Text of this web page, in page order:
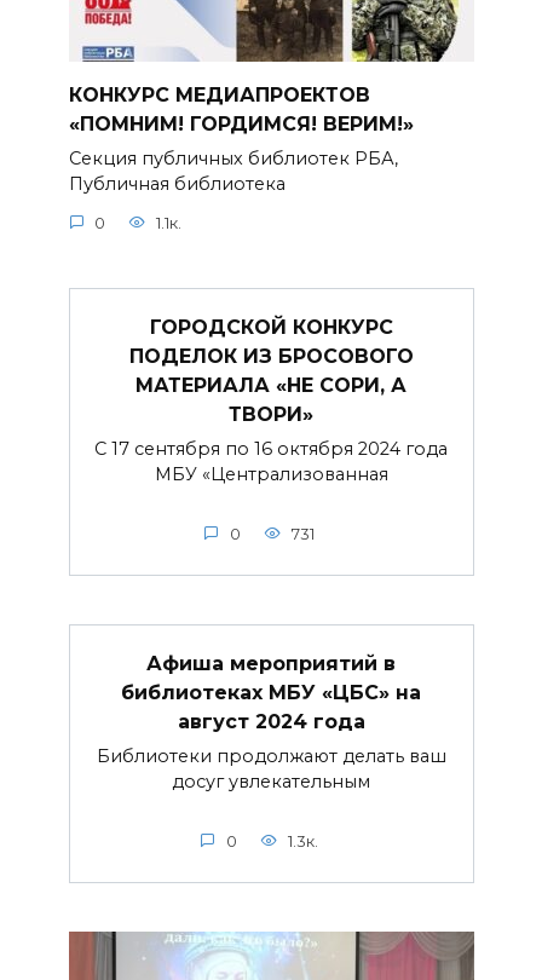
КОНКУРС МЕДИАПРОЕКТОВ
«ПОМНИМ! ГОРДИМСЯ! ВЕРИМ!»
Секция публичных библиотек РБА,
Публичная библиотека
0 1.1к.
ГОРОДСКОЙ КОНКУРС
ПОДЕЛОК ИЗ БРОСОВОГО
МАТЕРИАЛА «НЕ СОРИ, А
ТВОРИ»
С 17 сентября по 16 октября 2024 года
МБУ «Централизованная
0 731
Афиша мероприятий в
библиотеках МБУ «ЦБС» на
август 2024 года
Библиотеки продолжают делать ваш
досуг увлекательным
0 1.3к.